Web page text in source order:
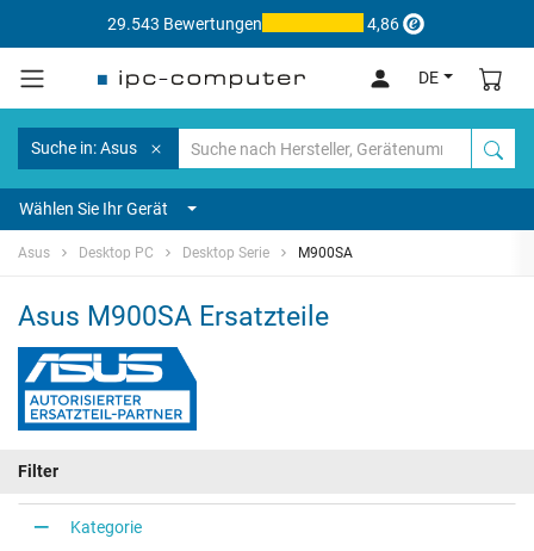
29.543 Bewertungen 4,86
DE
Suche in: Asus
Wählen Sie Ihr Gerät
Asus Desktop PC Desktop Serie M900SA
Asus M900SA Ersatzteile
Filter
Kategorie